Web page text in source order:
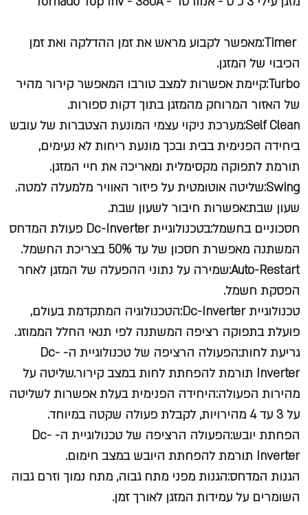
Timer:מאפשר לקבוע מראש את זמן ההדלקה ואת זמן
הכיבוי של המזגן.
Turbo:קיימת אפשרות למצב טורבו המאפשר קירור מהיר
של האזור המרוחק מהמזגן בתוך דקות ספורות.
Self Clean:מערכת ניקוי עצמי המונעת הצטברות של עובש
ביחידה הפנימית בבית ובכך מונעת ריחות לא נעימים,
תורמת לתפוקה מקסימלית ומאריכה את חיי המזגן.
Swing:שליטה אוטומטית על פיזור האוויר מלמעלה למטה.
שעון שבת:אפשרות חיבור לשעון שבת.
חסכוניים בחשמל:בטכנולוגיית Dc-Inverter פעולת המדחס
המשתנה מאפשרת חסכון של עד 50% בצריכת החשמל.
Auto-Restart:שמירה על נתוני ההפעלה של המזגן לאחר
הפסקת חשמל.
טכנולוגיית Dc-Inverter:הטכנולוגיה המתקדמת בעולם,
פועלת בתפוקה רציפה המשתנה לפי תנאי החלל הממוזג.
גריעת לחות:הפעולה הרציפה של טכנולוגיית ה- Dc-
Inverter תורמת להפחתת לחות במצב קירור.שליטה על
מהירות הפעולה:היחידה הפנימית בעלת אפשרות לשליטה
על 3 עד 4 מהירויות, לקבלת פעולה שקטה במיוחד.
הפחתת יובש:הפעולה הרציפה של טכנולוגיית ה- Dc-
Inverter תורמת להפחתת היובש במצב חימום.
הגנות המדחס:הגנות מפני מתח גבוה, מתח נמוך וזרם גבוה
השומרים על עמידות המזגן לאורך זמן.